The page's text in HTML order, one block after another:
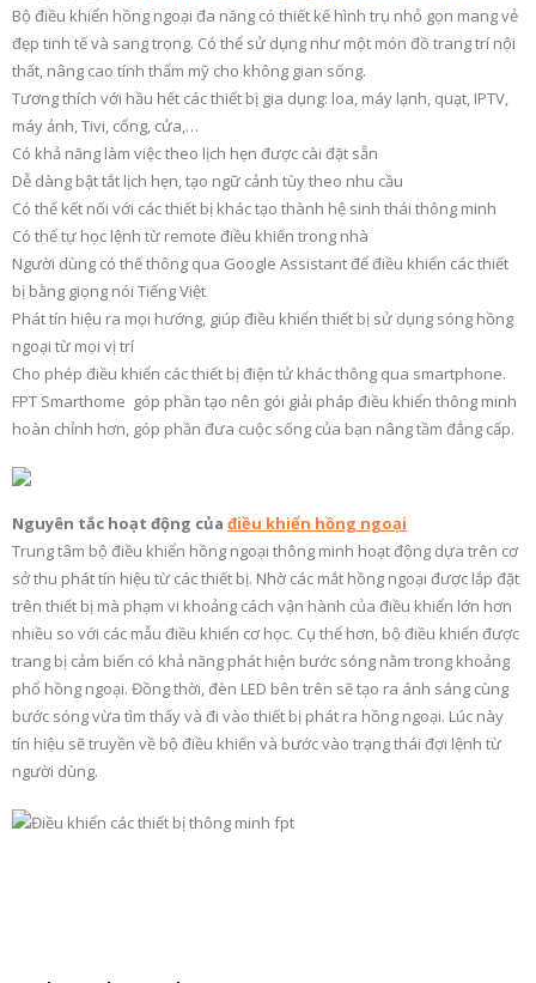
Bộ điều khiển hồng ngoại đa năng có thiết kế hình trụ nhỏ gọn mang vẻ
đẹp tinh tế và sang trọng. Có thể sử dụng như một món đồ trang trí nội
thất, nâng cao tính thẩm mỹ cho không gian sống.
Tương thích với hầu hết các thiết bị gia dụng: loa, máy lạnh, quạt, IPTV,
máy ảnh, Tivi, cổng, cửa,…
Có khả năng làm việc theo lịch hẹn được cài đặt sẵn
Dễ dàng bật tắt lịch hẹn, tạo ngữ cảnh tùy theo nhu cầu
Có thể kết nối với các thiết bị khác tạo thành hệ sinh thái thông minh
Có thể tự học lệnh từ remote điều khiển trong nhà
Người dùng có thể thông qua Google Assistant để điều khiển các thiết
bị bằng giọng nói Tiếng Việt
Phát tín hiệu ra mọi hướng, giúp điều khiển thiết bị sử dụng sóng hồng
ngoại từ mọi vị trí
Cho phép điều khiển các thiết bị điện tử khác thông qua smartphone.
FPT Smarthome góp phần tạo nên gói giải pháp điều khiển thông minh
hoàn chỉnh hơn, góp phần đưa cuộc sống của bạn nâng tầm đẳng cấp.
Nguyên tắc hoạt động của điều khiển hồng ngoại
Trung tâm bộ điều khiển hồng ngoại thông minh hoạt động dựa trên cơ
sở thu phát tín hiệu từ các thiết bị. Nhờ các mắt hồng ngoại được lắp đặt
trên thiết bị mà phạm vi khoảng cách vận hành của điều khiển lớn hơn
nhiều so với các mẫu điều khiển cơ học. Cụ thể hơn, bộ điều khiển được
trang bị cảm biến có khả năng phát hiện bước sóng nằm trong khoảng
phổ hồng ngoại. Đồng thời, đèn LED bên trên sẽ tạo ra ánh sáng cùng
bước sóng vừa tìm thấy và đi vào thiết bị phát ra hồng ngoại. Lúc này
tín hiệu sẽ truyền về bộ điều khiển và bước vào trạng thái đợi lệnh từ
người dùng.